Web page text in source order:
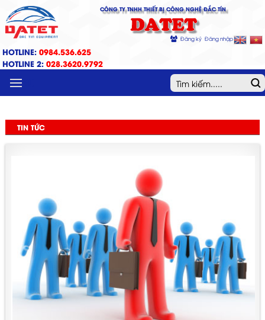
CÔNG TY TNHH THIẾT BỊ CÔNG NGHỆ ĐẮC TÍN
DATET
Đăng ký Đăng nhập
HOTLINE: 0984.536.625
HOTLINE 2: 028.3620.9792
MENU
TIN TỨC